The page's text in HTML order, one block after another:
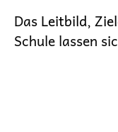
DasLeitbild,
Schule lassen